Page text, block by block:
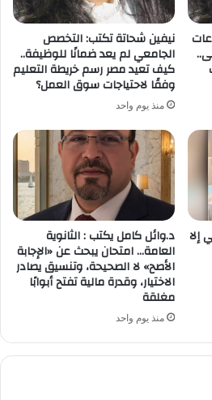
الساعات نيفين شحاتة تكتب: التخصص
الجامعي لم يعد ضمانًا للوظيفة..
كيف تعيد مصر رسم خريطة التعليم
وفقًا لاحتياجات سوق العمل؟
منذ يوم واحد
إلا د.وائل كامل يكتب : الثانوية
العامة… امتحان يبحث عن «الإجابة
الأصح» لا الصحيحة، وتنسيق يصادر
الاختيار، وقدرة مالية تفتح أبوابًا
مغلقة
منذ يوم واحد